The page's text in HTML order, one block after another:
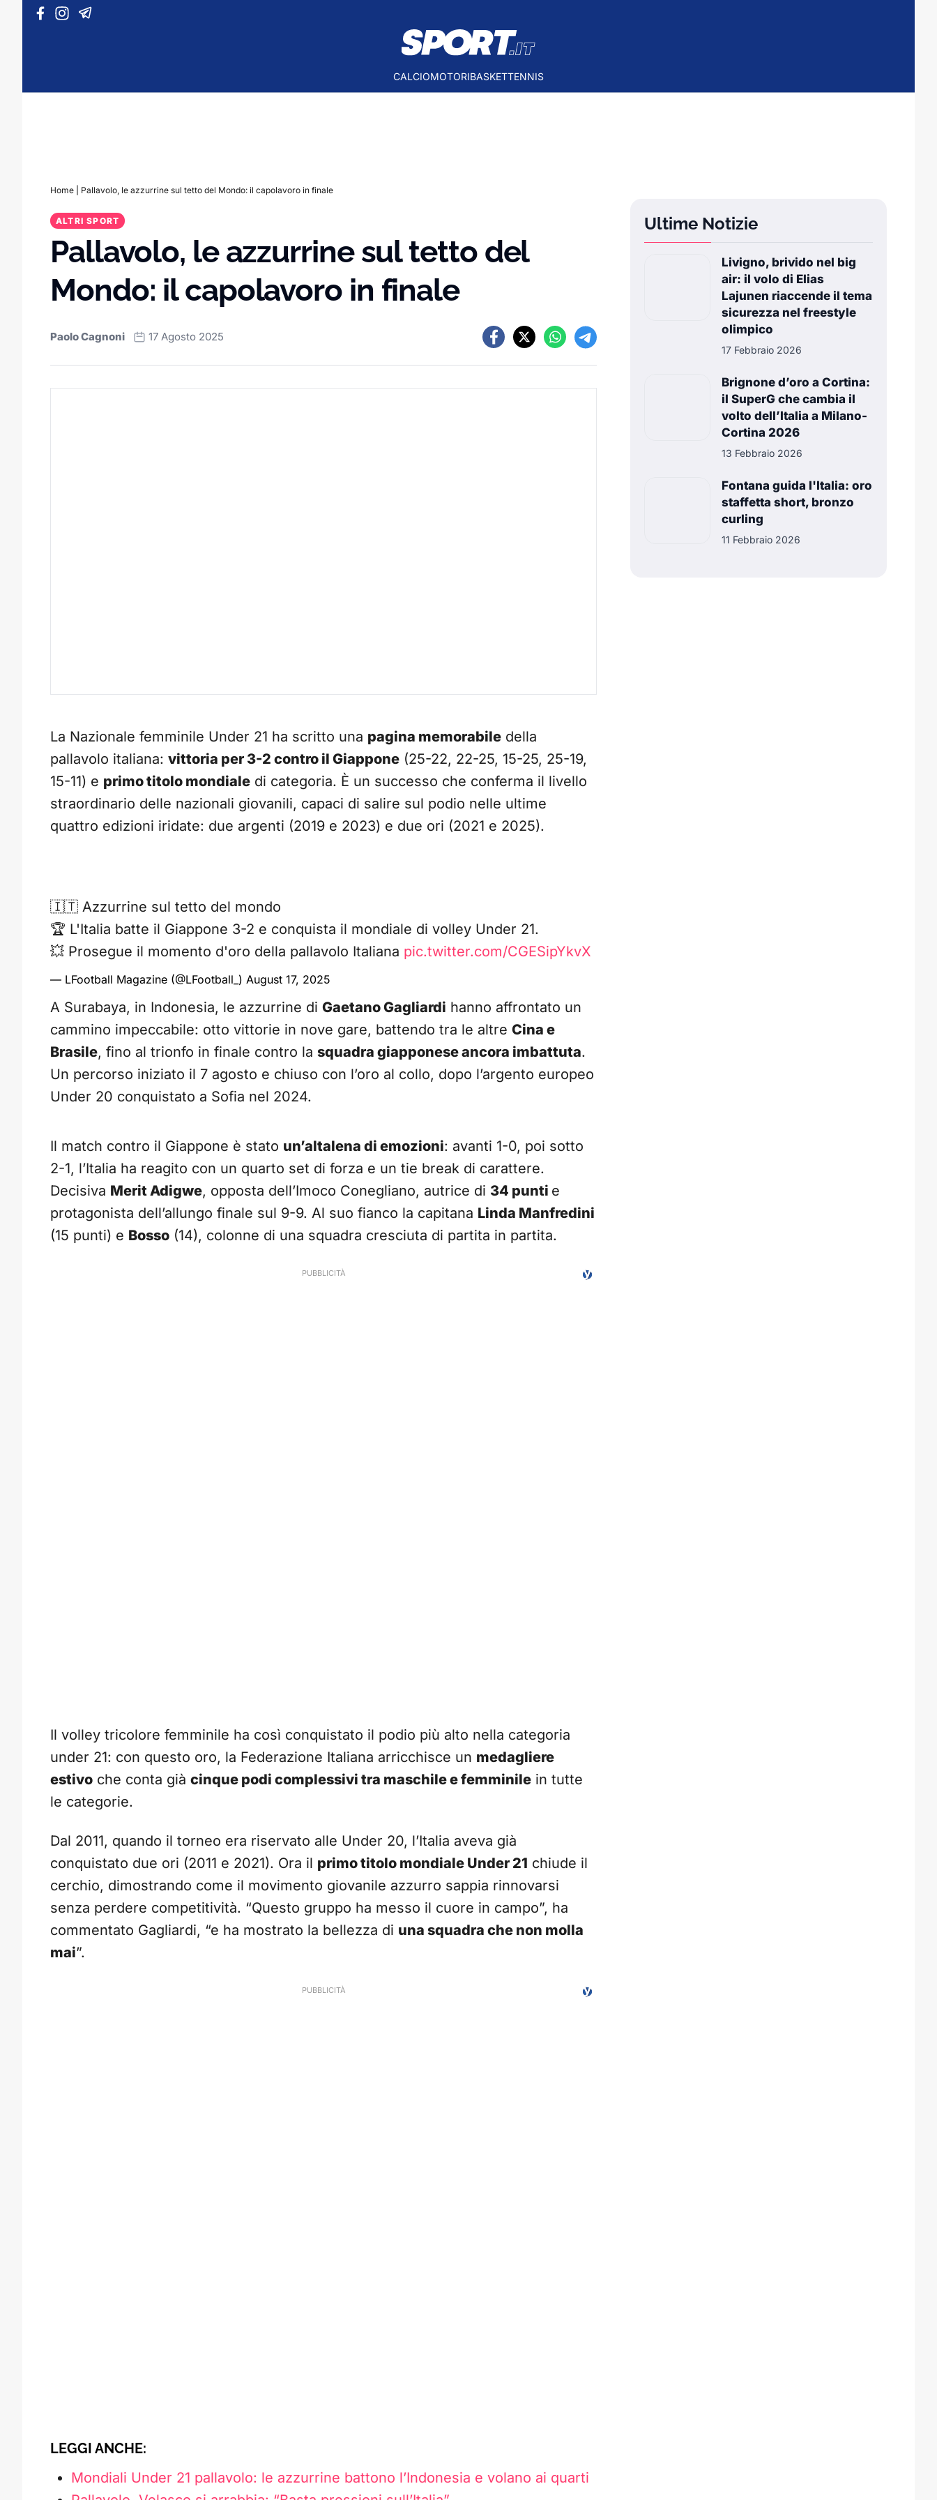
Vai al contenuto
CALCIOMOTORIBASKETTENNIS
Home Pallavolo, le azzurrine sul tetto del Mondo: il capolavoro in finale
ALTRI SPORT
Pallavolo, le azzurrine sul tetto del
Mondo: il capolavoro in finale
Paolo Cagnoni 17 Agosto 2025
La Nazionale femminile Under 21 ha scritto una pagina memorabile della
pallavolo italiana: vittoria per 3-2 contro il Giappone (25-22, 22-25, 15-25, 25-19,
15-11) e primo titolo mondiale di categoria. È un successo che conferma il livello
straordinario delle nazionali giovanili, capaci di salire sul podio nelle ultime
quattro edizioni iridate: due argenti (2019 e 2023) e due ori (2021 e 2025).
🇮🇹 Azzurrine sul tetto del mondo
🏆 L'Italia batte il Giappone 3-2 e conquista il mondiale di volley Under 21.
💥 Prosegue il momento d'oro della pallavolo Italiana pic.twitter.com/CGESipYkvX
— LFootball Magazine (@LFootball_) August 17, 2025
A Surabaya, in Indonesia, le azzurrine di Gaetano Gagliardi hanno affrontato un
cammino impeccabile: otto vittorie in nove gare, battendo tra le altre Cina e
Brasile, fino al trionfo in finale contro la squadra giapponese ancora imbattuta.
Un percorso iniziato il 7 agosto e chiuso con l’oro al collo, dopo l’argento europeo
Under 20 conquistato a Sofia nel 2024.
Il match contro il Giappone è stato un’altalena di emozioni: avanti 1-0, poi sotto
2-1, l’Italia ha reagito con un quarto set di forza e un tie break di carattere.
Decisiva Merit Adigwe, opposta dell’Imoco Conegliano, autrice di 34 punti e
protagonista dell’allungo finale sul 9-9. Al suo fianco la capitana Linda Manfredini
(15 punti) e Bosso (14), colonne di una squadra cresciuta di partita in partita.
Il volley tricolore femminile ha così conquistato il podio più alto nella categoria
under 21: con questo oro, la Federazione Italiana arricchisce un medagliere
estivo che conta già cinque podi complessivi tra maschile e femminile in tutte
le categorie.
Dal 2011, quando il torneo era riservato alle Under 20, l’Italia aveva già
conquistato due ori (2011 e 2021). Ora il primo titolo mondiale Under 21 chiude il
cerchio, dimostrando come il movimento giovanile azzurro sappia rinnovarsi
senza perdere competitività. “Questo gruppo ha messo il cuore in campo”, ha
commentato Gagliardi, “e ha mostrato la bellezza di una squadra che non molla
mai”.
LEGGI ANCHE:
Mondiali Under 21 pallavolo: le azzurrine battono l’Indonesia e volano ai quarti
Ultime Notizie
Livigno, brivido nel big
air: il volo di Elias
Lajunen riaccende il tema
sicurezza nel freestyle
olimpico
17 Febbraio 2026
Brignone d’oro a Cortina:
il SuperG che cambia il
volto dell’Italia a Milano-
Cortina 2026
13 Febbraio 2026
Fontana guida l'Italia: oro
staffetta short, bronzo
curling
11 Febbraio 2026